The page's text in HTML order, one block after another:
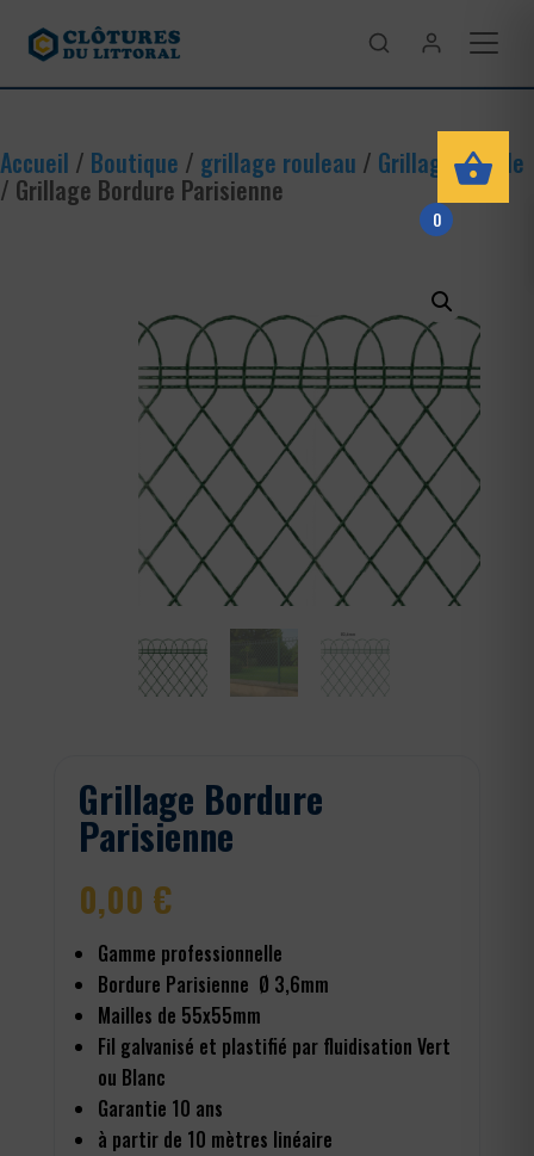
Accueil / Boutique / grillage rouleau / Grillage souple
/ Grillage Bordure Parisienne
Grillage Bordure
Parisienne
0,00 €
Gamme professionnelle
Bordure Parisienne Ø 3,6mm
Mailles de 55x55mm
Fil galvanisé et plastifié par fluidisation Vert
ou Blanc
Garantie 10 ans
à partir de 10 mètres linéaire
0